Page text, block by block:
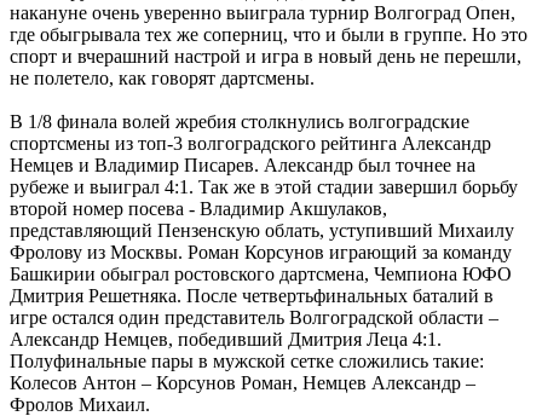
накануне очень уверенно выиграла турнир Волгоград Опен,
где обыгрывала тех же соперниц, что и были в группе. Но это
спорт и вчерашний настрой и игра в новый день не перешли,
не полетело, как говорят дартсмены.
В 1/8 финала волей жребия столкнулись волгоградские
спортсмены из топ-3 волгоградского рейтинга Александр
Немцев и Владимир Писарев. Александр был точнее на
рубеже и выиграл 4:1. Так же в этой стадии завершил борьбу
второй номер посева - Владимир Акшулаков,
представляющий Пензенскую облать, уступивший Михаилу
Фролову из Москвы. Роман Корсунов играющий за команду
Башкирии обыграл ростовского дартсмена, Чемпиона ЮФО
Дмитрия Решетняка. После четвертьфинальных баталий в
игре остался один представитель Волгоградской области –
Александр Немцев, победивший Дмитрия Леца 4:1.
Полуфинальные пары в мужской сетке сложились такие:
Колесов Антон – Корсунов Роман, Немцев Александр –
Фролов Михаил.